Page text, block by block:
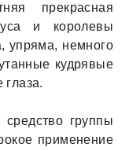
прекрасная
и королевы
упряма, немного
кудрявые
группы
применение